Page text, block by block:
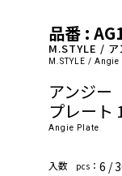
品番 :
M.STYLE / ア
M.STYLE / Angie
アンジー
プレート
Angie Plate
⼊数 pcs ： 6 /